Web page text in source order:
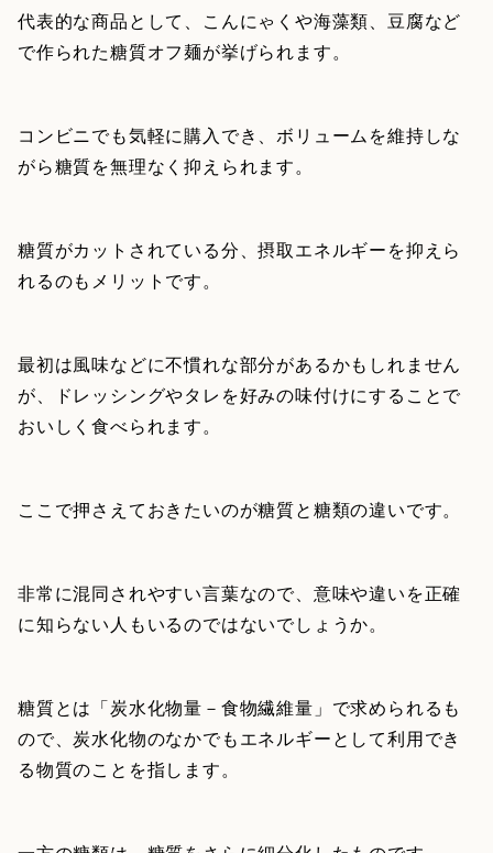
代表的な商品として、こんにゃくや海藻類、豆腐など
で作られた糖質オフ麺が挙げられます。
コンビニでも気軽に購入でき、ボリュームを維持しな
がら糖質を無理なく抑えられます。
糖質がカットされている分、摂取エネルギーを抑えら
れるのもメリットです。
最初は風味などに不慣れな部分があるかもしれません
が、ドレッシングやタレを好みの味付けにすることで
おいしく食べられます。
ここで押さえておきたいのが糖質と糖類の違いです。
非常に混同されやすい言葉なので、意味や違いを正確
に知らない人もいるのではないでしょうか。
糖質とは「炭水化物量－食物繊維量」で求められるも
ので、炭水化物のなかでもエネルギーとして利用でき
る物質のことを指します。